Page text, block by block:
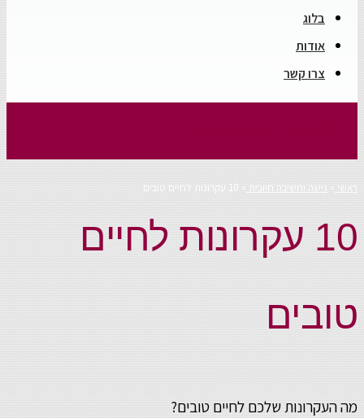
בלוג
אודות
צרו קשר
ראשי » גישה וחשיבה חיובית » 10 עקרונות לחיים טובים
10 עקרונות לחיים
טובים
מה העקרונות שלכם לחיים טובים?